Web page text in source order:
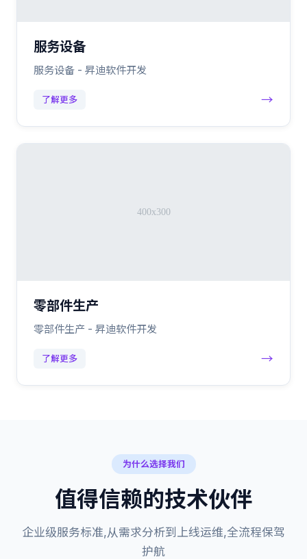
服务设备
服务设备 - 昇迪软件开发
了解更多 →
零部件生产
零部件生产 - 昇迪软件开发
了解更多 →
为什么选择我们
值得信赖的技术伙伴
企业级服务标准,从需求分析到上线运维,全流程保驾
护航